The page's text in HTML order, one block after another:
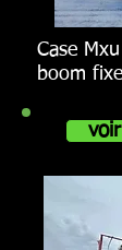
Case
boom